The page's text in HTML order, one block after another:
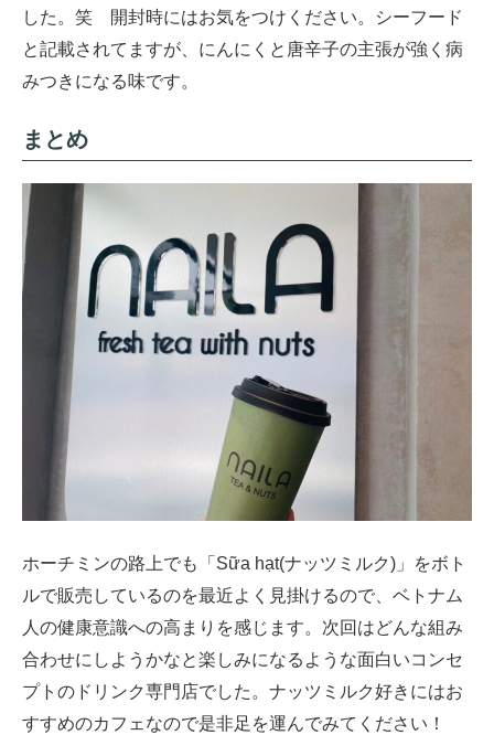
した。笑 開封時にはお気をつけください。シーフード
と記載されてますが、にんにくと唐辛子の主張が強く病
みつきになる味です。
まとめ
ホーチミンの路上でも「Sữa hạt(ナッツミルク)」をボト
ルで販売しているのを最近よく見掛けるので、ベトナム
人の健康意識への高まりを感じます。次回はどんな組み
合わせにしようかなと楽しみになるような面白いコンセ
プトのドリンク専門店でした。ナッツミルク好きにはお
すすめのカフェなので是非足を運んでみてください！